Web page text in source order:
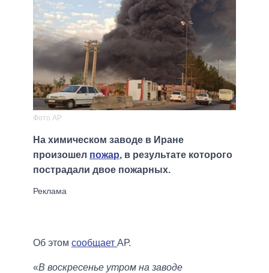
Фото АР
На химическом заводе в Иране
произошел пожар, в результате которого
пострадали двое пожарных.
Об этом сообщает АР.
«В воскресенье утром на заводе